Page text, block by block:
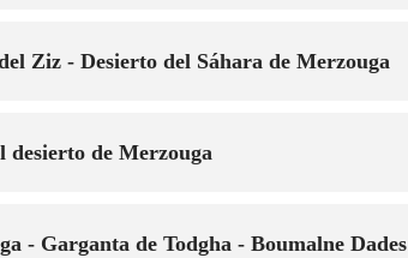
Ziz - Desierto del Sáhara de Merzouga
de Merzouga
- Garganta de Todgha - Boumalne Dades